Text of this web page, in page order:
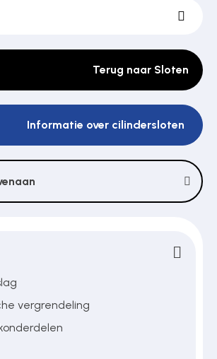
Terug naar Sloten
Informatie over cilindersloten
vergrendeling